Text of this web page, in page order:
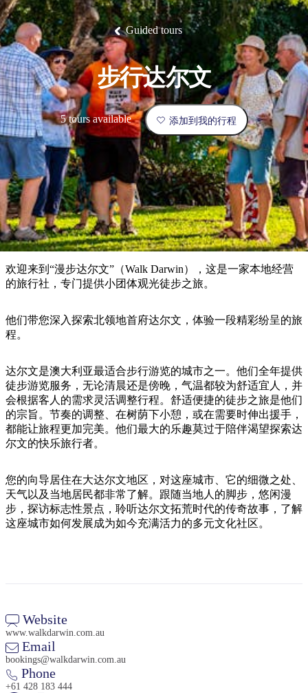
景
点
最
受
欢
迎
目
的
地
内
陆
和
户
外
地
探
索
群
岛
姆
地
兰
卡
温
泉
池
克
国
家
公
园
鬼
大
理
石
保
护
区
马
古
克
布
西
麦
克
唐
纳
国
家
公
园
活
动
体
验
旅
行
者
类
精
选
榜
单
钓
鱼
旅
游
和
豪
华
野
营
旅
行
灵
感
规
划
您
的
行
规
划
和
预
订
实
用
信
息
划
具
搜
索:
Sign
up
Guided tours
步行达尔文
5 tours available 添加到我的行程
欢迎来到“漫步达尔文”（Walk Darwin），这是一家本地经营
的旅行社，专门提供小团体观光徒步之旅。
他们带您深入探索北领地首府达尔文，体验一段精彩纷呈的旅
程。
达尔文是澳大利亚最适合步行游览的城市之一。他们全年提供
徒步游览服务，无论清晨还是傍晚，气温都较为舒适宜人，并
会根据客人的需求灵活调整行程。舒适便捷的徒步之旅是他们
的宗旨。节奏的调整、在树荫下小憩，或在需要时伸出援手，
都能让旅程更加完美。他们最大的乐趣莫过于陪伴渴望探索达
尔文的快乐旅行者。
您的向导居住在大达尔文地区，对这座城市、它的细微之处、
天气以及当地居民都非常了解。跟随当地人的脚步，悠闲漫
步，探访标志性景点，聆听达尔文拓荒时代的传奇故事，了解
这座城市如何发展成为如今充满活力的多元文化社区。
Website
www.walkdarwin.com.au
Email
bookings@walkdarwin.com.au
Phone
+61 428 183 444